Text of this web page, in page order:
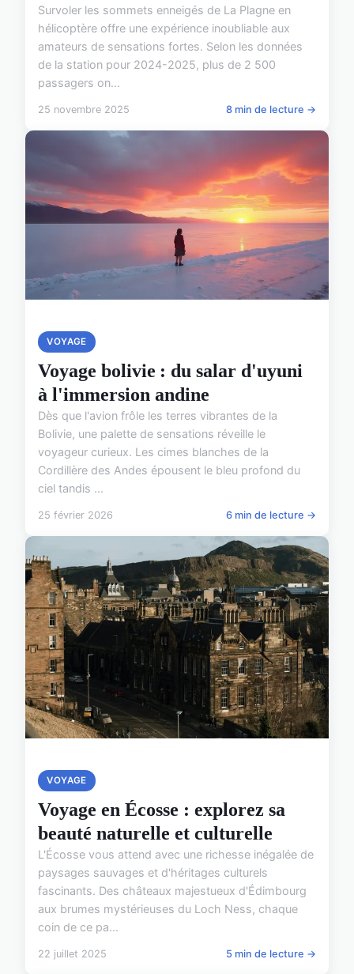
Survoler les sommets enneigés de La Plagne en
hélicoptère offre une expérience inoubliable aux
amateurs de sensations fortes. Selon les données
de la station pour 2024-2025, plus de 2 500
passagers on...
25 novembre 2025 8 min de lecture →
VOYAGE
Voyage bolivie : du salar d'uyuni
à l'immersion andine
Dès que l'avion frôle les terres vibrantes de la
Bolivie, une palette de sensations réveille le
voyageur curieux. Les cimes blanches de la
Cordillère des Andes épousent le bleu profond du
ciel tandis ...
25 février 2026 6 min de lecture →
VOYAGE
Voyage en Écosse : explorez sa
beauté naturelle et culturelle
L'Écosse vous attend avec une richesse inégalée de
paysages sauvages et d'héritages culturels
fascinants. Des châteaux majestueux d'Édimbourg
aux brumes mystérieuses du Loch Ness, chaque
coin de ce pa...
22 juillet 2025 5 min de lecture →